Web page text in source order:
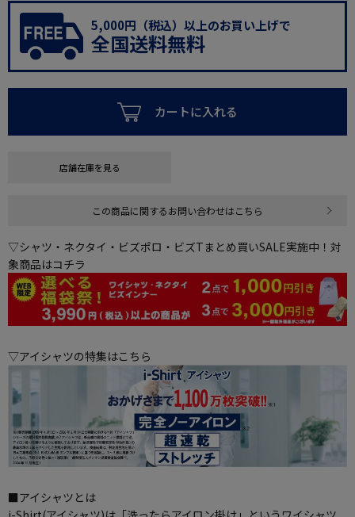
5,000円（税込）以上のお買い上げで
全国送料無料
カートに入れる
店舗在庫を見る
この商品に関するお問い合わせはこちら
▽シャツ・ネクタイ・ビズポロ・ビズTまとめ買いSALE実施中！対
象商品はコチラ
▽アイシャツの特集はこちら
■アイシャツとは